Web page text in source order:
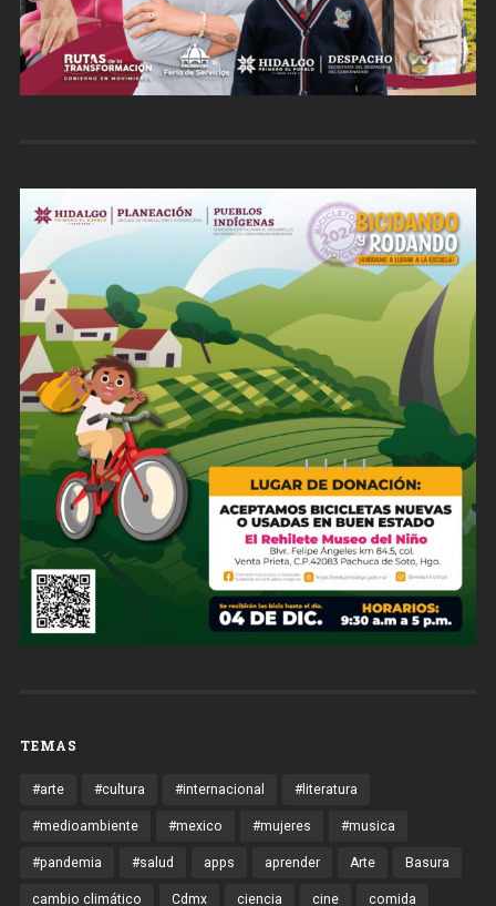
TEMAS
#arte #cultura #internacional #literatura
#medioambiente #mexico #mujeres #musica
#pandemia #salud apps aprender Arte Basura
cambio climático Cdmx ciencia cine comida